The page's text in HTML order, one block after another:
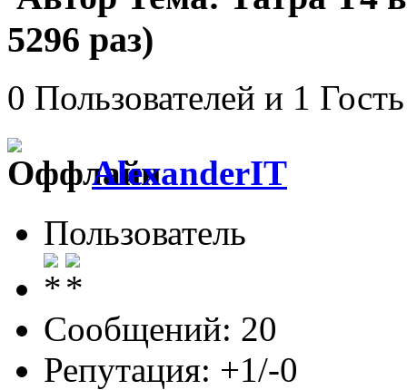
5296 раз)
0 Пользователей и 1
AlexanderIT
Пользователь
Сообщений: 20
Репутация: +1/-0